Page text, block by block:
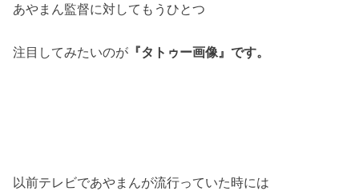
あやまん監督に対してもうひとつ
注目してみたいのが 『タトゥー画像』です。
以前テレビであやまんが流行っていた時には